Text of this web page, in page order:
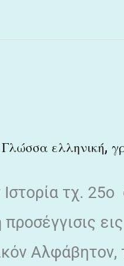
Γλώσσα ελληνική,
τχ.